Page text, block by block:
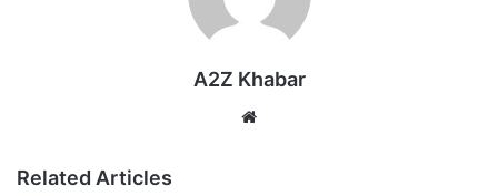
A2Z Khabar
Related Articles